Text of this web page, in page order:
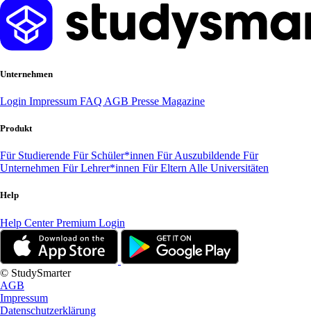
Unternehmen
Login Impressum FAQ AGB Presse Magazine
Produkt
Für Studierende Für Schüler*innen Für Auszubildende Für
Unternehmen Für Lehrer*innen Für Eltern Alle Universitäten
Help
Help CenterPremium Login
© StudySmarter
AGB
Impressum
Datenschutzerklärung